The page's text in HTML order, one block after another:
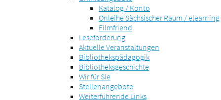
Katalog / Konto
Onleihe Sächsischer Raum / elearning
Filmfriend
Leseförderung
Aktuelle Veranstaltungen
Bibliothekspädagogik
Bibliotheksgeschichte
Wir für Sie
Stellenangebote
Weiterführende Links